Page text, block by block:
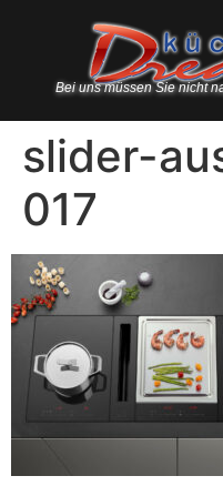
Bei uns müssen Sie nicht
slider-
017